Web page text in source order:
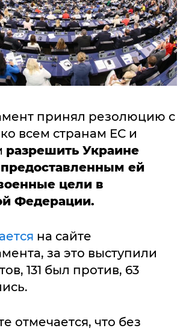
принял резолюцию с
всем странам ЕС и
разрешить Украине
предоставленным ей
цели в
Федерации.
на сайте
за это выступили
131 был против, 63
отмечается, что без